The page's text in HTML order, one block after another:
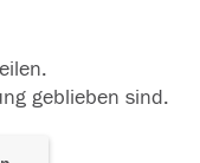
geblieben sind.